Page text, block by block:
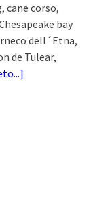
cane corso,
bay
dell´Etna,
de Tulear,
]